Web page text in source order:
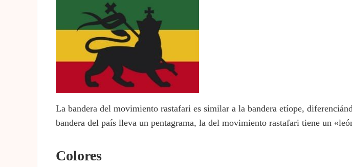
La bandera del movimiento rastafari es similar a la bandera etíope,
bandera del país lleva un pentagrama, la del movimiento rastafari tiene un
Colores